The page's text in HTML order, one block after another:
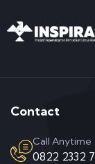
Contact
Call Anytime
0822 2332